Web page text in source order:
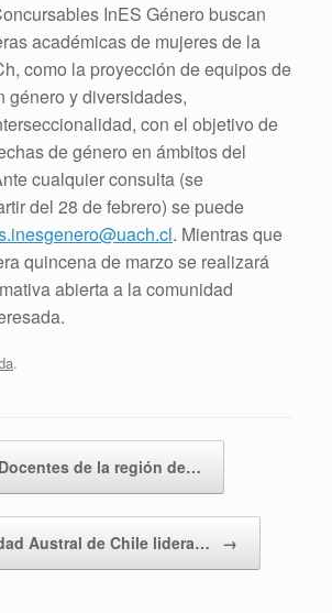
InES Género buscan
académicas de mujeres de la
como la proyección de equipos de
género y diversidades,
con el objetivo de
de género en ámbitos del
cualquier consulta (se
del 28 de febrero) se puede
. Mientras que
quincena de marzo se realizará
abierta a la comunidad
.
Docentes de la región de…
Austral de Chile lidera… →